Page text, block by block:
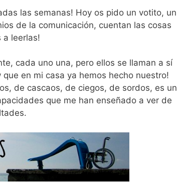
las semanas! Hoy os pido un votito, un
de la comunicación, cuentan las cosas
a leerlas!
cada uno una, pero ellos se llaman a sí
en mi casa ya hemos hecho nuestro!
de cascaos, de ciegos, de sordos, es un
que me han enseñado a ver de